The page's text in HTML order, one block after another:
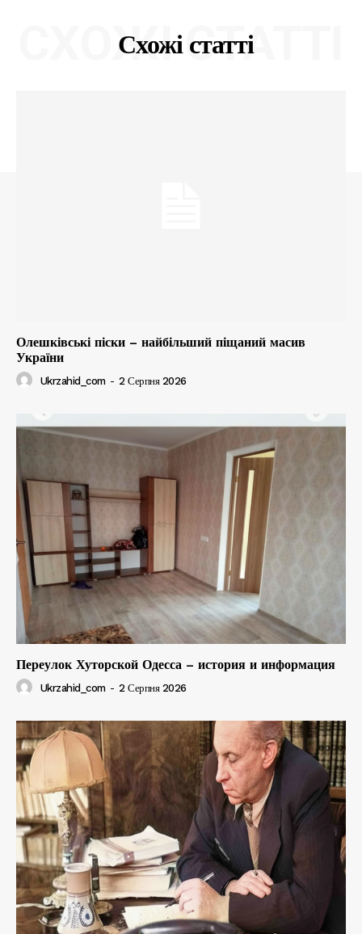
Схожі статті
СХОЖІ СТАТТІ
Олешківські піски – найбільший піщаний масив
України
Ukrzahid_com - 2 Серпня 2026
Переулок Хуторской Одесса – история и информация
Ukrzahid_com - 2 Серпня 2026